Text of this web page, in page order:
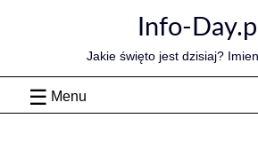
Info-Day.pl
Jakie święto jest dzisiaj?
Menu